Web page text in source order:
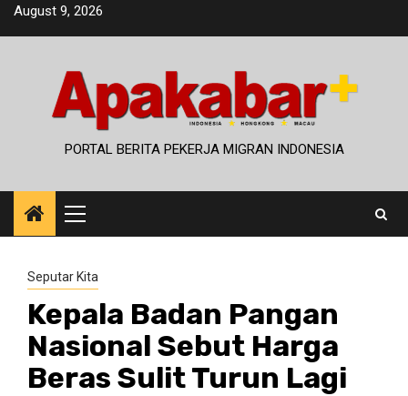
SkipAugust 9, 2026
PORTAL BERITA PEKERJA MIGRAN INDONESIA
Primary
Menu
Seputar Kita
Kepala Badan Pangan
Nasional Sebut Harga
Beras Sulit Turun Lagi